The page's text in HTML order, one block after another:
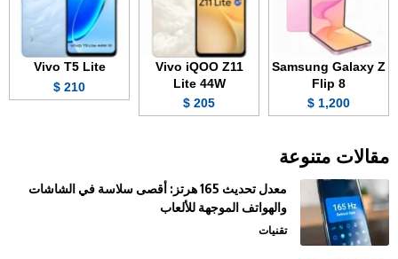
Samsung Galaxy Z
Flip 8
1,200 $
Vivo iQOO Z11
Lite 44W
205 $
Vivo T5 Lite
210 $
مقالات متنوعة
معدل تحديث 165 هرتز: أقصى سلاسة في الشاشات
والهواتف الموجهة للألعاب
تقنيات